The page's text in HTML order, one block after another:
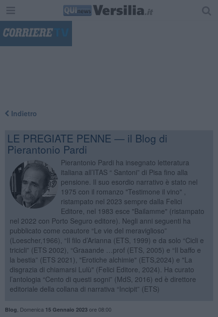
Indietro
LE PREGIATE PENNE — il Blog di
Pierantonio Pardi
Pierantonio Pardi ha insegnato letteratura
italiana all’ITAS “ Santoni” di Pisa fino alla
pensione. Il suo esordio narrativo è stato nel
1975 con il romanzo "Testimone il vino" ,
ristampato nel 2023 sempre dalla Felici
Editore, nel 1983 esce "Bailamme" (ristampato
nel 2022 con Porto Seguro editore). Negli anni seguenti ha
pubblicato come coautore “Le vie del meraviglioso”
(Loescher,1966), “Il filo d’Arianna (ETS, 1999) e da solo “Cicli e
tricicli” (ETS 2002), “Graaande …prof (ETS, 2005) e “Il baffo e
la bestia” (ETS 2021), "Erotiche alchimie" (ETS,2024) e "La
disgrazia di chiamarsi Lulù" (Felici Editore, 2024). Ha curato
l’antologia “Cento di questi sogni” (MdS, 2016) ed è direttore
editoriale della collana di narrativa “Incipit” (ETS)
Blog Domenica 15 Gennaio 2023ore 08:00